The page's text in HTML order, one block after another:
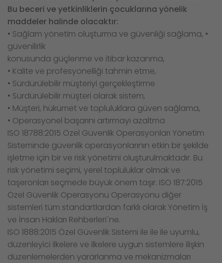
Bu beceri ve yetkinliklerin çocuklarına yönelik
maddeler halinde olacaktır:
• Sağlam yönetim oluşturma ve güvenliği sağlama, •
güvenilirlik
konusunda güçlenme ve itibar kazanma,
• Kalite ve profesyonelliği tahmin etme,
• Sürdürülebilir müşteriyi gerçekleştirme
• Sürdürülebilir müşteri olarak sistem,
• Müşteri, hükümet ve topluluklara güven sağlama,
• Operasyonel başarını artırmayı azaltma
ISO 18788:2015 Özel Güvenlik Operasyonları Yönetim
Sisteminde güvenlik operasyonlarının etkin bir şekilde
işletme için bir ve risk yönetimi oluşturulmaktadır. Bu
risk yönetimi seçimi, yerel topluluklar olmak ve
taşeronları seçmede büyük önem taşır. ISO 187:2015
Özel Güvenlik Operasyonu Operasyonu diğer
sistemleri tüm standartlardan farklı olarak Yönetim İş
ve İnsan Hakları Rehberleri´ne.
ISO 1888:2015 Özel Güvenlik Sistemi ile ile ile uyumlu,
düzenleyici ilkelere ve ilkelere uygun sistemlere ilişkin
düzenlemelerden yararlanma ve mekanizmaları